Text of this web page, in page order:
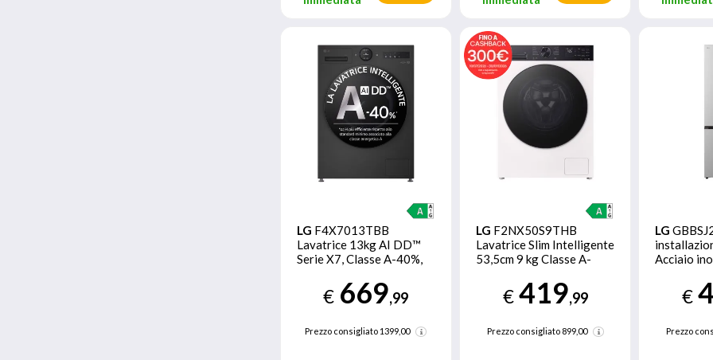
LG F4X7013TBB
Lavatrice 13kg AI DD™
Serie X7, Classe A-40%,
Circle, Wi-Fi, AI Wash,
TurboWash
€ 669,99
Prezzo consigliato 1399,00
LG F2NX50S9THB
Lavatrice Slim Intelligente
53,5cm 9 kg Classe A-
€ 419,99
Prezzo consigliato899,00
LG
Acciaio
€
Prezzo